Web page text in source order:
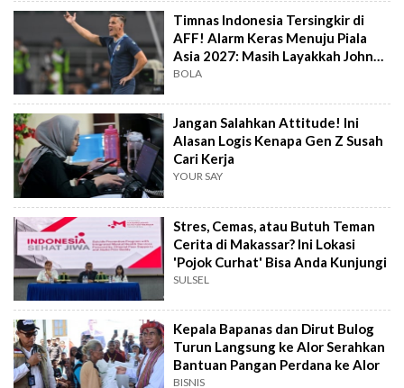
Timnas Indonesia Tersingkir di
AFF! Alarm Keras Menuju Piala
Asia 2027: Masih Layakkah John
Herdman?
BOLA
Jangan Salahkan Attitude! Ini
Alasan Logis Kenapa Gen Z Susah
Cari Kerja
YOUR SAY
Stres, Cemas, atau Butuh Teman
Cerita di Makassar? Ini Lokasi
'Pojok Curhat' Bisa Anda Kunjungi
SULSEL
Kepala Bapanas dan Dirut Bulog
Turun Langsung ke Alor Serahkan
Bantuan Pangan Perdana ke Alor
BISNIS